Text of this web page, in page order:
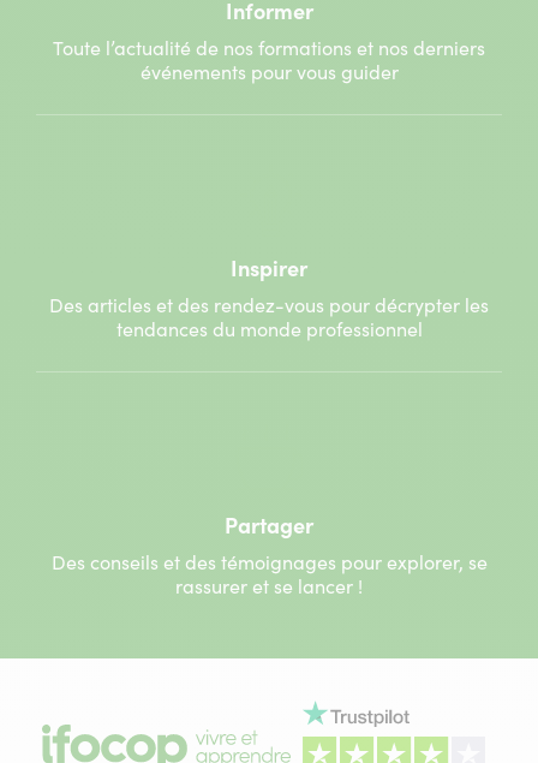
Informer
Toute l’actualité de nos formations et nos derniers
événements pour vous guider
Inspirer
Des articles et des rendez-vous pour décrypter les
tendances du monde professionnel
Partager
Des conseils et des témoignages pour explorer, se
rassurer et se lancer !